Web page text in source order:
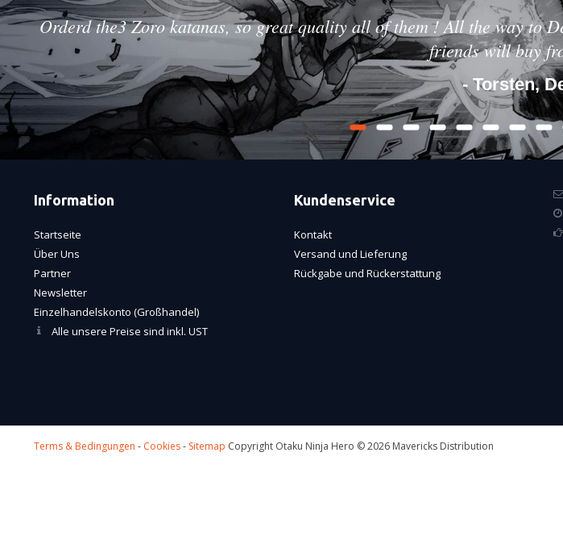
Orderd the3 Zoro katanas, so great quality all of them ! All the way to
friends will buy
- Torsten,
Information
Startseite
Über Uns
Partner
Newsletter
Einzelhandelskonto (Großhandel)
Alle unsere Preise sind inkl. UST
Kundenservice
Kontakt
Versand und Lieferung
Rückgabe und Rückerstattung
Terms & Bedingungen - Cookies- Sitemap Copyright Otaku Ninja Hero © 2026 Mavericks Distribution